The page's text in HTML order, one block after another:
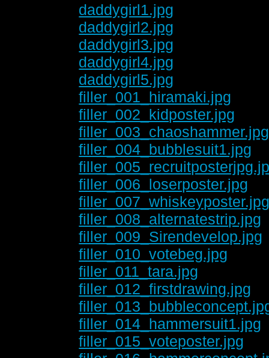
daddygirl1.jpg
daddygirl2.jpg
daddygirl3.jpg
daddygirl4.jpg
daddygirl5.jpg
filler_001_hiramaki.jpg
filler_002_kidposter.jpg
filler_003_chaoshammer.jpg
filler_004_bubblesuit1.jpg
filler_006_loserposter.jpg
filler_008_alternatestrip.jpg
filler_009_Sirendevelop.jpg
filler_010_votebeg.jpg
filler_011_tara.jpg
filler_012_firstdrawing.jpg
filler_014_hammersuit1.jpg
filler_015_voteposter.jpg